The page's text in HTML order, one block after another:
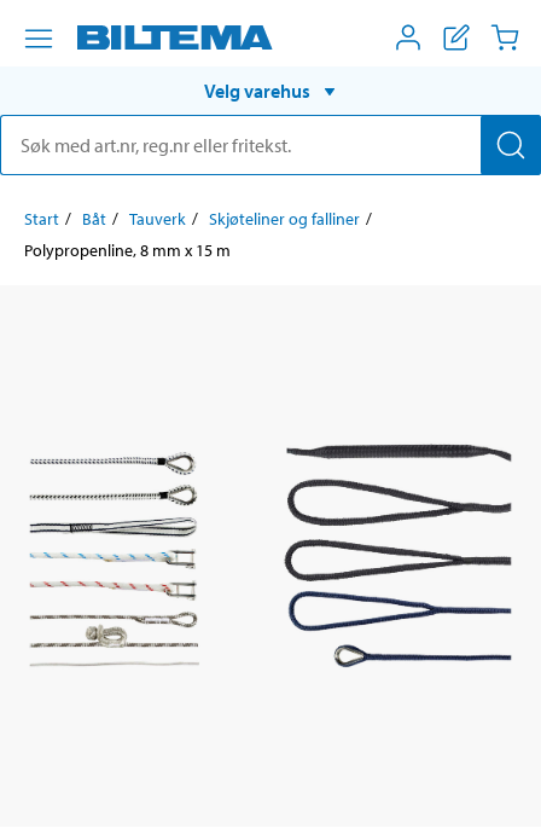
Velg varehus
Start Båt Tauverk
Skjøteliner og falliner
Polypropenline, 8 mm x 15 m